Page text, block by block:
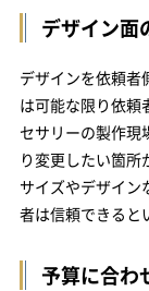
デザイン面
デザインを依頼者
は可能な限り依頼
セサリーの製作現
り変更したい箇所
サイズやデザイン
者は信頼できると
予算に合わ